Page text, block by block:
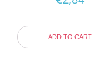
ADD TO CART